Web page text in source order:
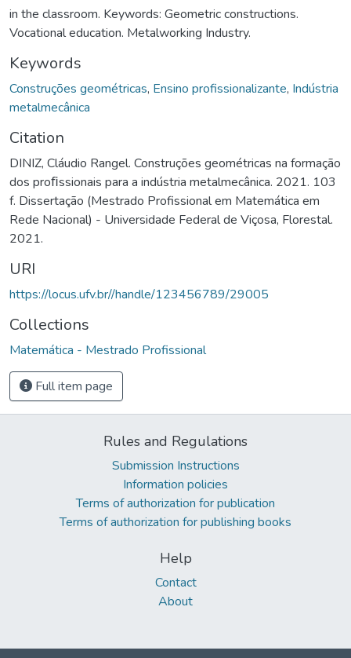
in the classroom. Keywords: Geometric constructions.
Vocational education. Metalworking Industry.
Keywords
Construções geométricas, Ensino profissionalizante, Indústria
metalmecânica
Citation
DINIZ, Cláudio Rangel. Construções geométricas na formação
dos proﬁssionais para a indústria metalmecânica. 2021. 103
f. Dissertação (Mestrado Profissional em Matemática em
Rede Nacional) - Universidade Federal de Viçosa, Florestal.
2021.
URI
https://locus.ufv.br//handle/123456789/29005
Collections
Matemática - Mestrado Profissional
Full item page
Rules and Regulations
Submission Instructions
Information policies
Terms of authorization for publication
Terms of authorization for publishing books
Help
Contact
About